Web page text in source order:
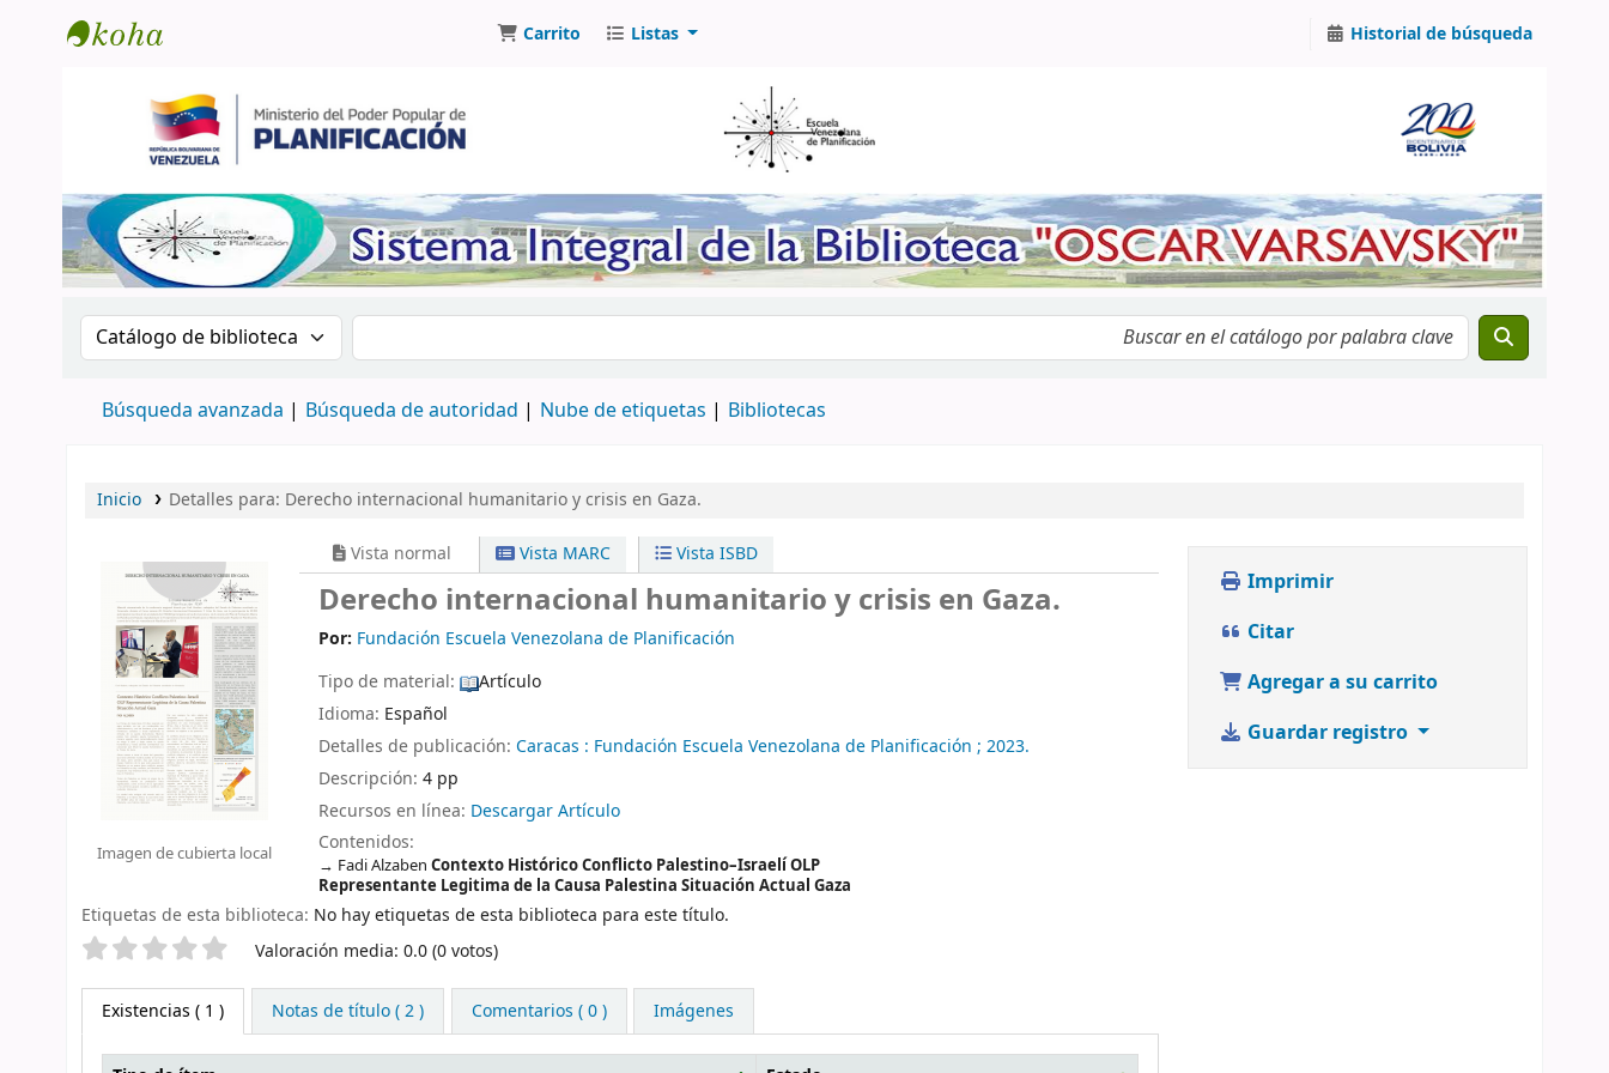
Carrito Listas Historial de búsqueda
Buscar en el catálogo por:Buscar en el catálogo por palabra clave
Búsqueda avanzada Búsqueda de autoridad Nube de etiquetas Bibliotecas
Inicio Detalles para: Derecho internacional humanitario y crisis en Gaza.
Imagen de cubierta local
Vista normal Vista MARC Vista ISBD
Derecho internacional humanitario y crisis en Gaza.
Por: Fundación Escuela Venezolana de Planificación
Tipo de material:
Artículo
Idioma: Español
Detalles de publicación:Caracas : Fundación Escuela Venezolana de Planificación ; 2023.
Descripción:4 pp
Recursos en línea: Descargar Artículo
Contenidos:
Fadi AlzabenContexto Histórico Conflicto Palestino–Israelí OLP
Representante Legitima de la Causa Palestina Situación Actual Gaza
Etiquetas de esta biblioteca: No hay etiquetas de esta biblioteca para este título.
Valoración Valoración media: 0.0 (0 votos)
Existencias ( 1 ) Notas de título ( 2 ) Comentarios ( 0 ) Imágenes
Imprimir
Citar
Agregar a su carrito
Guardar registro